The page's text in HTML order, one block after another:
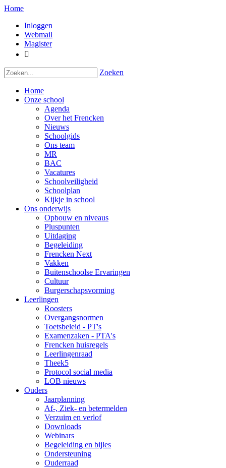
Home
Inloggen
Webmail
Magister

Zoeken
Home
Onze school
Agenda
Over het Frencken
Nieuws
Schoolgids
Ons team
MR
BAC
Vacatures
Schoolveiligheid
Schoolplan
Kijkje in school
Ons onderwijs
Opbouw en niveaus
Pluspunten
Uitdaging
Begeleiding
Frencken Next
Vakken
Buitenschoolse Ervaringen
Cultuur
Burgerschapsvorming
Leerlingen
Roosters
Overgangsnormen
Toetsbeleid - PT's
Examenzaken - PTA's
Frencken huisregels
Leerlingenraad
Theek5
Protocol social media
LOB nieuws
Ouders
Jaarplanning
Af-, Ziek- en betermelden
Verzuim en verlof
Downloads
Webinars
Begeleiding en bijles
Ondersteuning
Ouderraad